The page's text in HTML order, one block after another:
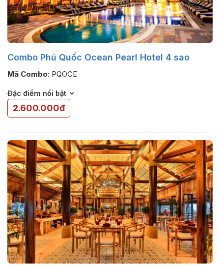
Combo Phú Quốc Ocean Pearl Hotel 4 sao
Mã Combo: PQOCE
Đặc điểm nổi bật
2.600.000đ